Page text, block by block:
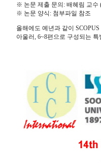
※ 논문 제출 문의: 배혜림 교수
※ 논문 양식: 첨부파일 참조
올해에도 예년과 같이
아울러, 6~8편으로 구성되는